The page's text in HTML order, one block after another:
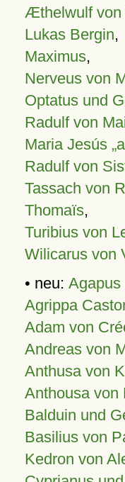
Æthelwulf von
Lukas Bergin,
Maximus,
Nerveus von
Optatus und
Radulf von
Maria Jesús
Radulf von
Tassach von
Thomaïs,
Turibius von
Wilicarus von
• neu: Agapus
Agrippa
Adam von
Andreas von
Anthusa von
Anthousa von
Balduin und
Basilius von
Kedron von